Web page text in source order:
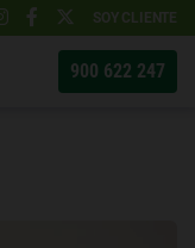
SOY CLIENTE
900 622 247